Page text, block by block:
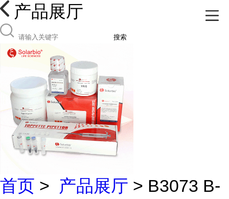
产品展厅
搜索
首页 > 产品展厅 > B3073 B-